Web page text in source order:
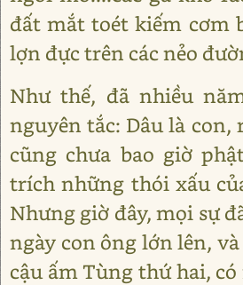
đất mắt toét kiếm cơm
lợn đực trên các nẻo
Như thế, đã nhiều
nguyên tắc: Dâu là con,
cũng chưa bao giờ
trích những thói xấu
Nhưng giờ đây, mọi sự
ngày con ông lớn lên,
cậu ấm Tùng thứ hai,